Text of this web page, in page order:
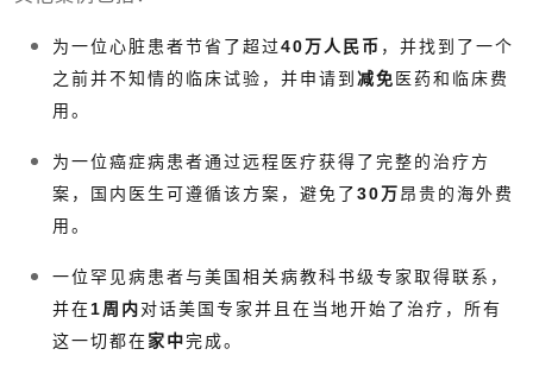
为一位心脏患者节省了超过40万人民币 ，并找到了一个
之前并不知情的临床试验，并申请到减免医药和临床费
用。
为一位癌症病患者通过远程医疗获得了完整的治疗方
案，国内医生可遵循该方案，避免了30万昂贵的海外费
用。
一位罕见病患者与美国相关病教科书级专家取得联系，
并在1周内对话美国专家并且在当地开始了治疗，所有
这一切都在家中完成。